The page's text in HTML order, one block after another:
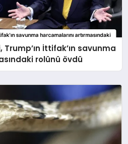
İttifak’ın savunma
rolünü övdü